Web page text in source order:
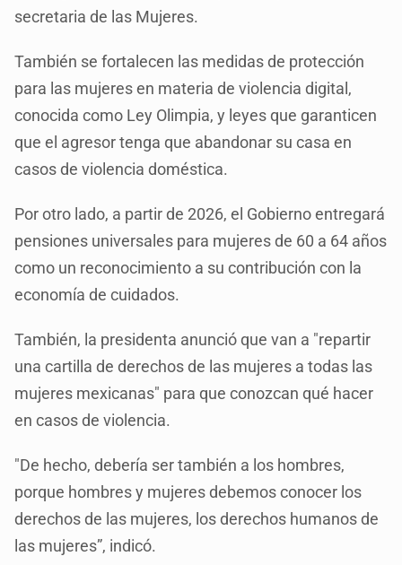
secretaria de las Mujeres.
También se fortalecen las medidas de protección
para las mujeres en materia de violencia digital,
conocida como Ley Olimpia, y leyes que garanticen
que el agresor tenga que abandonar su casa en
casos de violencia doméstica.
Por otro lado, a partir de 2026, el Gobierno entregará
pensiones universales para mujeres de 60 a 64 años
como un reconocimiento a su contribución con la
economía de cuidados.
También, la presidenta anunció que van a "repartir
una cartilla de derechos de las mujeres a todas las
mujeres mexicanas" para que conozcan qué hacer
en casos de violencia.
"De hecho, debería ser también a los hombres,
porque hombres y mujeres debemos conocer los
derechos de las mujeres, los derechos humanos de
las mujeres”, indicó.